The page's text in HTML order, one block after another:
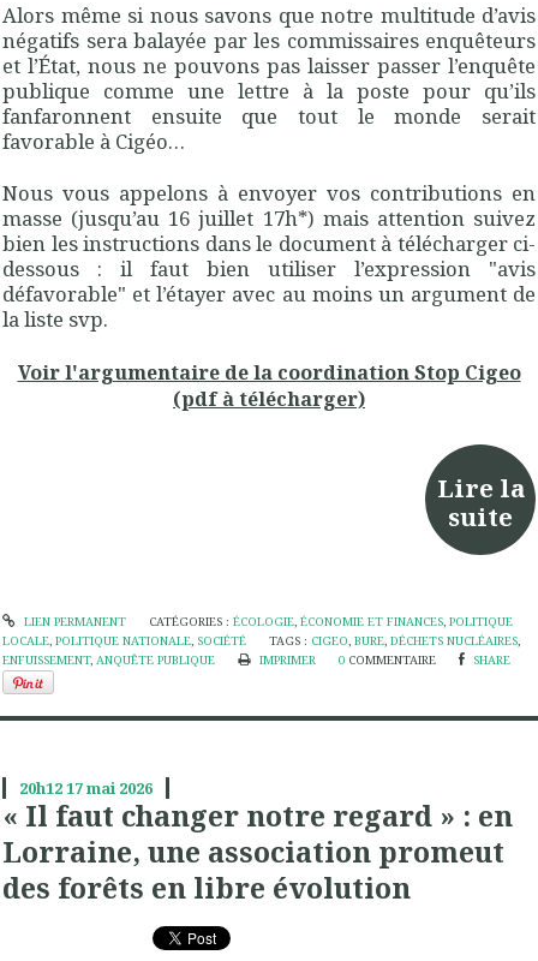
Alors même si nous savons que notre multitude d’avis
négatifs sera balayée par les commissaires enquêteurs
et l’État, nous ne pouvons pas laisser passer l’enquête
publique comme une lettre à la poste pour qu’ils
fanfaronnent ensuite que tout le monde serait
favorable à Cigéo…
Nous vous appelons à envoyer vos contributions en
masse (jusqu’au 16 juillet 17h*) mais attention suivez
bien les instructions dans le document à télécharger ci-
dessous : il faut bien utiliser l’expression "avis
défavorable" et l’étayer avec au moins un argument de
la liste svp.
Voir l'argumentaire de la coordination Stop Cigeo
(pdf à télécharger)
Lire la
suite
LIEN PERMANENT CATÉGORIES : ÉCOLOGIE, ÉCONOMIE ET FINANCES, POLITIQUE
LOCALE, POLITIQUE NATIONALE, SOCIÉTÉ TAGS : CIGEO,BURE,DÉCHETS NUCLÉAIRES,
ENFUISSEMENT, ANQUÊTE PUBLIQUE IMPRIMER 0 COMMENTAIRE SHARE
20h1217mai 2026
« Il faut changer notre regard » : en
Lorraine, une association promeut
des forêts en libre évolution